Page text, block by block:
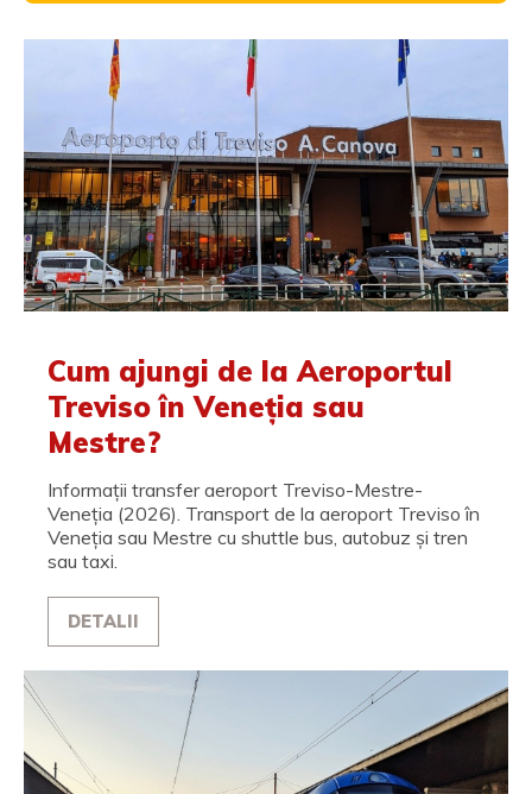
Cum ajungi de la Aeroportul
Treviso în Veneția sau
Mestre?
Informații transfer aeroport Treviso-Mestre-
Veneția (2026). Transport de la aeroport Treviso în
Veneția sau Mestre cu shuttle bus, autobuz și tren
sau taxi.
DETALII